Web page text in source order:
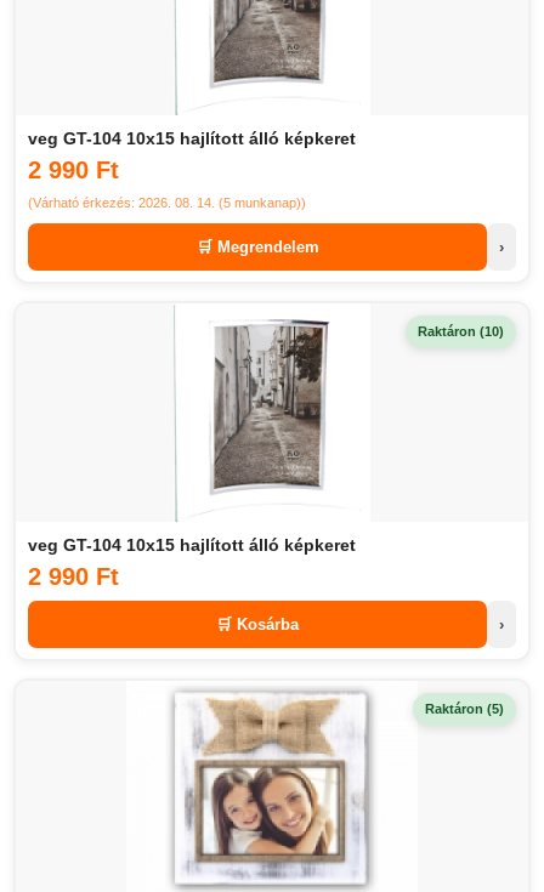
veg GT-104 10x15 hajlított álló képkeret
2 990 Ft
(Várható érkezés: 2026. 08. 14. (5 munkanap))
🛒 Megrendelem ›
Raktáron (10)
veg GT-104 10x15 hajlított álló képkeret
2 990 Ft
🛒 Kosárba ›
Raktáron (5)